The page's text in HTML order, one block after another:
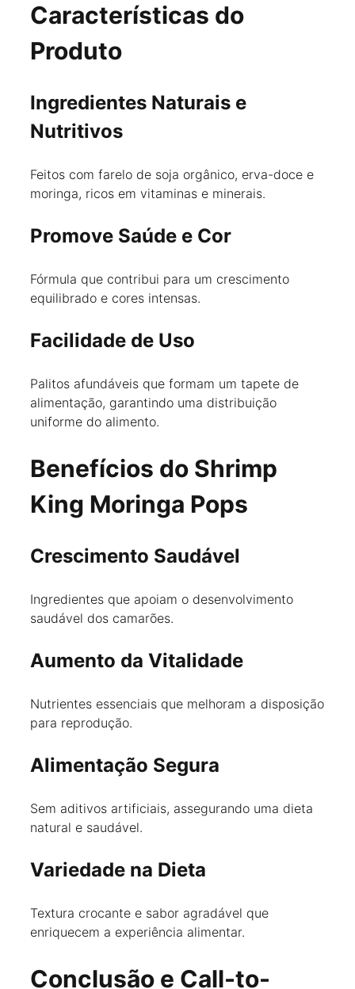
Características do
Produto
Ingredientes Naturais e
Nutritivos
Feitos com farelo de soja orgânico, erva-doce e
moringa, ricos em vitaminas e minerais.
Promove Saúde e Cor
Fórmula que contribui para um crescimento
equilibrado e cores intensas.
Facilidade de Uso
Palitos afundáveis que formam um tapete de
alimentação, garantindo uma distribuição
uniforme do alimento.
Benefícios do Shrimp
King Moringa Pops
Crescimento Saudável
Ingredientes que apoiam o desenvolvimento
saudável dos camarões.
Aumento da Vitalidade
Nutrientes essenciais que melhoram a disposição
para reprodução.
Alimentação Segura
Sem aditivos artificiais, assegurando uma dieta
natural e saudável.
Variedade na Dieta
Textura crocante e sabor agradável que
enriquecem a experiência alimentar.
Conclusão e Call-to-